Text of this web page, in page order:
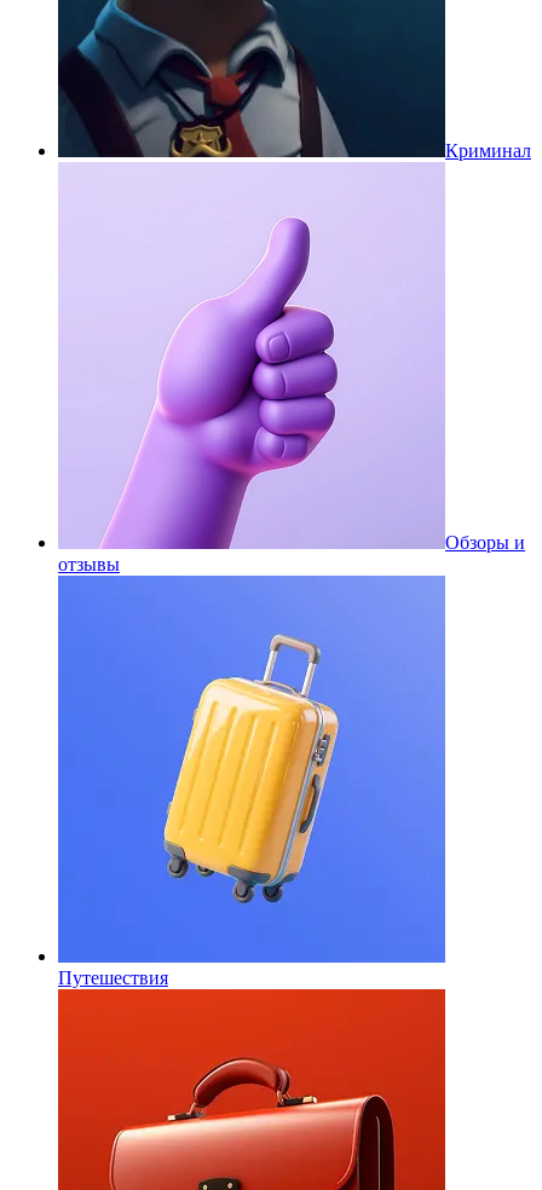
Криминал
Обзоры и
отзывы
Путешествия